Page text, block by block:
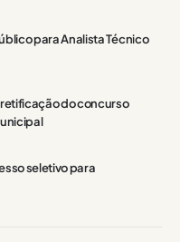
para Analista Técnico
retificação do concurso
seletivo para